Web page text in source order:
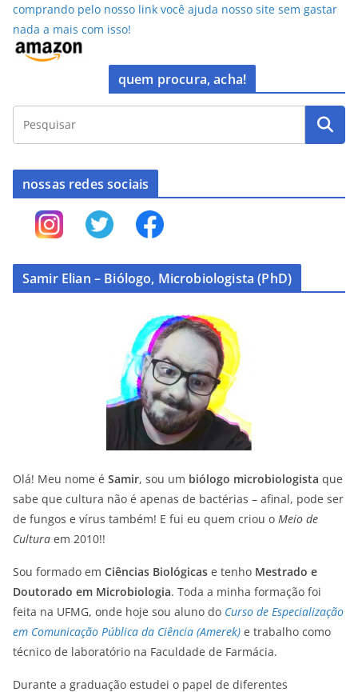
comprando pelo nosso link você ajuda nosso site sem gastar
nada a mais com isso!
quem procura, acha!
nossas redes sociais
Samir Elian – Biólogo, Microbiologista (PhD)
Olá! Meu nome é Samir, sou um biólogo microbiologista que
sabe que cultura não é apenas de bactérias – afinal, pode ser
de fungos e vírus também! E fui eu quem criou o Meio de
Cultura em 2010!!
Sou formado em Ciências Biológicas e tenho Mestrado e
Doutorado em Microbiologia. Toda a minha formação foi
feita na UFMG, onde hoje sou aluno do Curso de Especialização
em Comunicação Pública da Ciência (Amerek) e trabalho como
técnico de laboratório na Faculdade de Farmácia.
Durante a graduação estudei o papel de diferentes